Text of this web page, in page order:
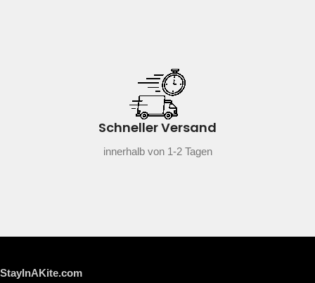
Schneller Versand
innerhalb von 1-2 Tagen
StayInAKite.com